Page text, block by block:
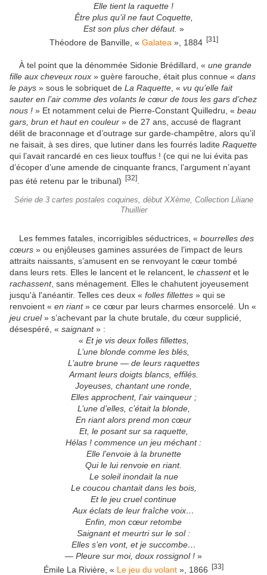
Elle tient la raquette !
Être plus qu’il ne faut Coquette,
Est son plus cher défaut. »
Théodore de Banville, « Galatea », 1884 [31]
À tel point que la dénommée Sidonie Brédillard, « une grande
fille aux cheveux roux » guère farouche, était plus connue « dans
le pays » sous le sobriquet de La Raquette , « vu qu’elle fait
sauter en l’air comme des volants le cœur de tous les gars d’chez
nous ! » Et notamment celui de Pierre-Constant Quilledru, « beau
gars, brun et haut en couleur » de 27 ans, accusé de flagrant
délit de braconnage et d’outrage sur garde-champêtre, alors qu’il
ne faisait, à ses dires, que lutiner dans les fourrés ladite Raquette
qui l’avait rancardé en ces lieux touffus ! (ce qui ne lui évita pas
d’écoper d’une amende de cinquante francs, l’argument n’ayant
pas été retenu par le tribunal) [32]
Série de 3 cartes postales coquines, début XXème, Collection Liliane
Thuillier
Les femmes fatales, incorrigibles séductrices, « bourrelles des
cœurs » ou enjôleuses gamines assurées de l’impact de leurs
attraits naissants, s’amusent en se renvoyant le cœur tombé
dans leurs rets. Elles le lancent et le relancent, le chassentet le
rachassent, sans ménagement. Elles le chahutent joyeusement
jusqu'à l'anéantir. Telles ces deux « folles fillettes » qui se
renvoient « en riant» ce cœur par leurs charmes ensorcelé. Un «
jeu cruel» s’achevant par la chute brutale, du cœur supplicié,
désespéré, « saignant» :
« Et je vis deux folles fillettes,
L’une blonde comme les blés,
L’autre brune — de leurs raquettes
Armant leurs doigts blancs, effilés.
Joyeuses, chantant une ronde,
Elles approchent, l’air vainqueur ;
L’une d’elles, c’était la blonde,
En riant alors prend mon cœur
Et, le posant sur sa raquette,
Hélas ! commence un jeu méchant :
Elle l’envoie à la brunette
Qui le lui renvoie en riant.
Le soleil inondait la nue
Le coucou chantait dans les bois,
Et le jeu cruel continue
Aux éclats de leur fraîche voix…
Enfin, mon cœur retombe
Saignant et meurtri sur le sol :
Elles s’en vont, et je succombe…
— Pleure sur moi, doux rossignol ! »
Émile La Rivière, « Le jeu du volant », 1866 [33]